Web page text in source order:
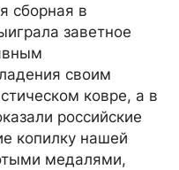
сборная в
заветное
своим
ковре, а в
российские
копилку нашей
медалями,